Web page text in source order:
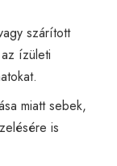
szárított
ízületi
miatt sebek,
is